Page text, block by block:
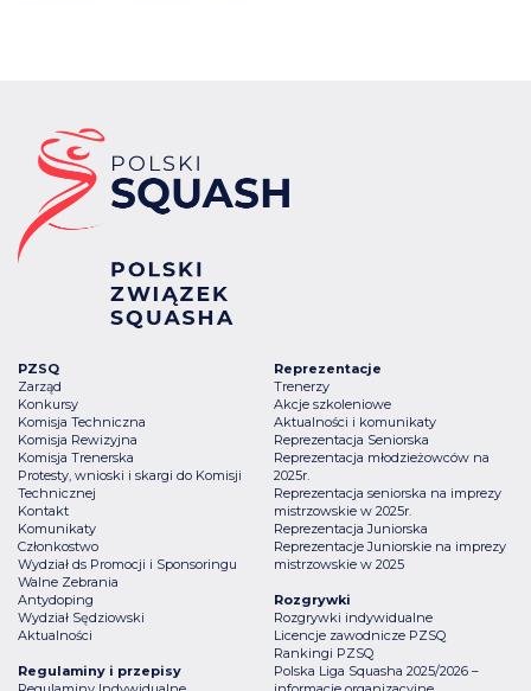
PZSQ
Zarząd
Konkursy
Komisja Techniczna
Komisja Rewizyjna
Komisja Trenerska
Protesty, wnioski i skargi do Komisji
Technicznej
Kontakt
Komunikaty
Członkostwo
Wydział ds Promocji i Sponsoringu
Walne Zebrania
Antydoping
Wydział Sędziowski
Aktualności
Reprezentacje
Trenerzy
Akcje szkoleniowe
Aktualności i komunikaty
Reprezentacja Seniorska
Reprezentacja młodzieżowców na
2025r.
Reprezentacja seniorska na imprezy
mistrzowskie w 2025r.
Reprezentacja Juniorska
Reprezentacje Juniorskie na imprezy
mistrzowskie w 2025
Rozgrywki
Rozgrywki indywidualne
Licencje zawodnicze PZSQ
Rankingi PZSQ
Polska Liga Squasha 2025/2026 –
Regulaminy i przepisy